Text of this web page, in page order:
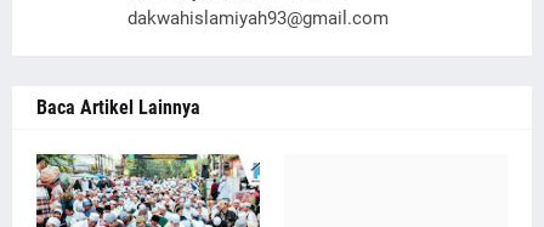
dakwahislamiyah93@gmail.com
Baca Artikel Lainnya